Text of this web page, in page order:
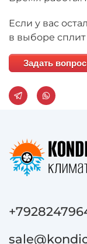
Если у вас
в выборе
Задать вопрос